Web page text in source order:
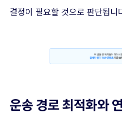
결정이 필요할 것으로 판단됩니
운송 경로 최적화와